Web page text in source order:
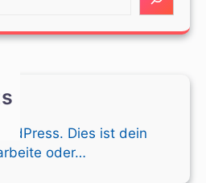
Dies ist dein
oder…